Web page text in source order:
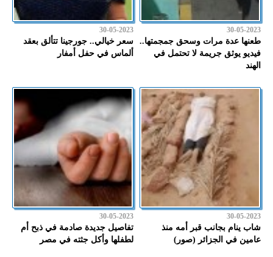
30-05-2023
طعنها عدة مرات وسحق جمجمتها..
فيديو يوثق جريمة لا تحتمل في
الهند
30-05-2023
سعر خيالي.. جورجينا تتألق بعقد
ألماس في حفل أمفار
30-05-2023
شاب ينام بجانب قبر أمه منذ
عامين في الجزائر (صور)
30-05-2023
تفاصيل جديدة صادمة في ذبح أم
لطفلها وأكل جثته في مصر